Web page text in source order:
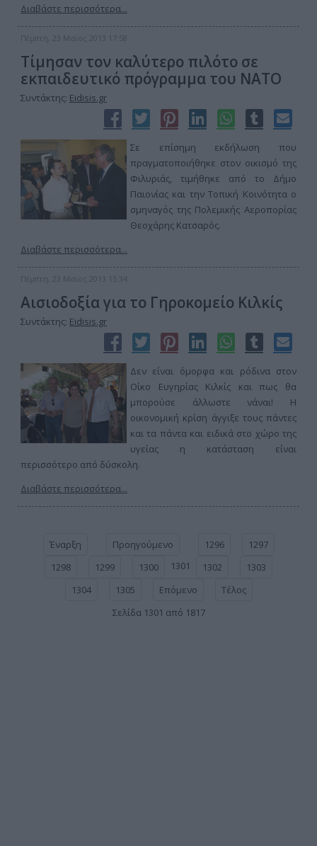
Διαβάστε περισσότερα...
Πέμπτη, 23 Μαϊος 2013 17:58
Τίμησαν τον καλύτερο πιλότο σε
εκπαιδευτικό πρόγραμμα του ΝΑΤΟ
Συντάκτης: Eidisis.gr
Σε επίσημη εκδήλωση που
πραγματοποιήθηκε στον οικισμό της
Φιλυριάς, τιμήθηκε από το Δήμο
Παιονίας και την Τοπική Κοινότητα ο
σμηναγός της Πολεμικής Αεροπορίας
Θεοχάρης Κατσαρός.
Διαβάστε περισσότερα...
Πέμπτη, 23 Μαϊος 2013 15:34
Αισιοδοξία για το Γηροκομείο Κιλκίς
Συντάκτης: Eidisis.gr
Δεν είναι όμορφα και ρόδινα στον
Οίκο Ευγηρίας Κιλκίς και πως θα
μπορούσε άλλωστε νάναι! Η
οικονομική κρίση άγγιξε τους πάντες
και τα πάντα και ειδικά στο χώρο της
υγείας η κατάσταση είναι
περισσότερο από δύσκολη.
Διαβάστε περισσότερα...
Έναρξη Προηγούμενο 1296
1297
1298
1299 1300 1301 1302
1303
1304
1305 Επόμενο
Τέλος
Σελίδα 1301 από 1817